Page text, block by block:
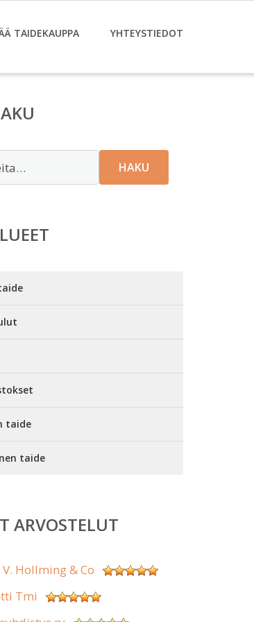
TAIDEKAUPPA YHTEYSTIEDOT
HAKU
taide
taide
ARVOSTELUT
Hollming & Co
Tmi